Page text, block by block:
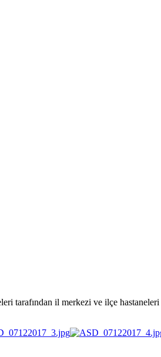
tarafından il merkezi ve ilçe